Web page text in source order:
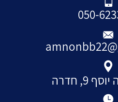
050-
9, חדרה